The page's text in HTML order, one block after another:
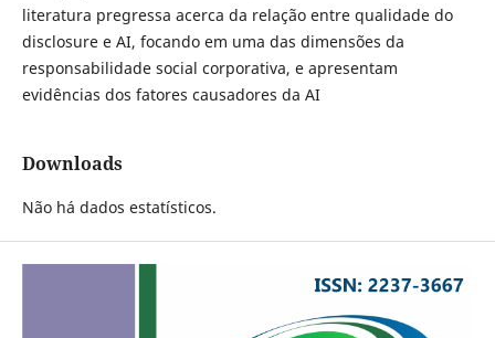
literatura pregressa acerca da relação entre qualidade do
disclosure e AI, focando em uma das dimensões da
responsabilidade social corporativa, e apresentam
evidências dos fatores causadores da AI
Downloads
Não há dados estatísticos.